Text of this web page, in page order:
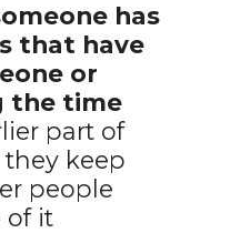
has
that have
or
the time
part of
they keep
people
of it